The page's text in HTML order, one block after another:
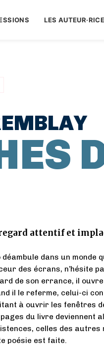
LES
attentif et
déambule dans un monde
des écrans, n’hésite
de son errance, il
il le referme, celui-ci
à ouvrir les fenêtres
pages du livre deviennent
celles des
poésie est faite.